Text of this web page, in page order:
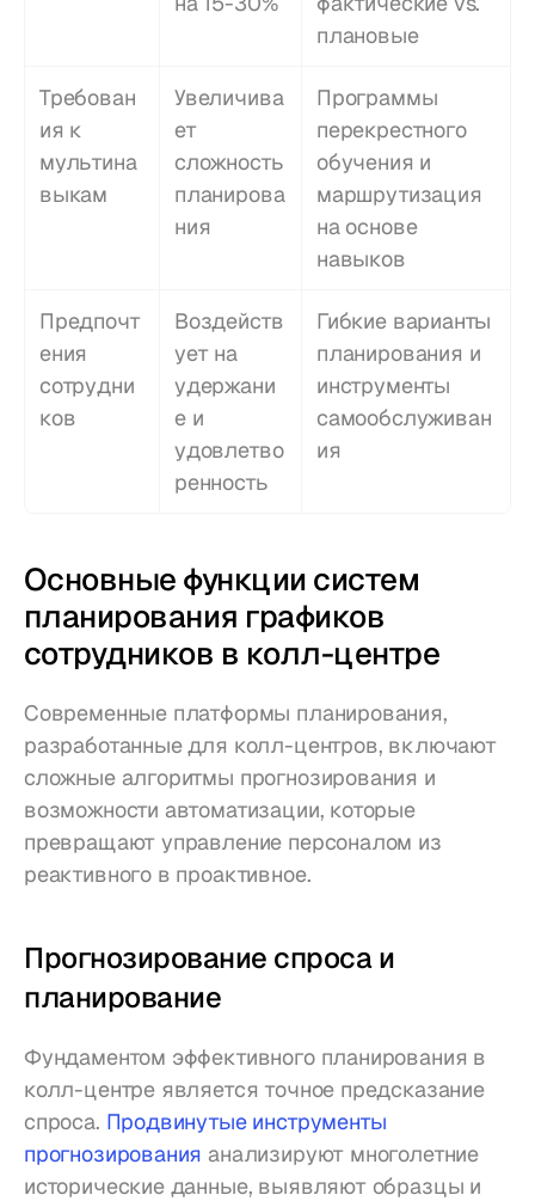
плановые
Требован
ия к
мультина
выкам
Увеличива
ет
сложность
планирова
ния
Программы
перекрестного
обучения и
маршрутизация
на основе
навыков
Предпочт
ения
сотрудни
ков
Воздейств
ует на
удержани
е и
удовлетво
ренность
Гибкие варианты
планирования и
инструменты
самообслуживан
ия
Основные функции систем
планирования графиков
сотрудников в колл-центре
Современные платформы планирования,
разработанные для колл-центров, включают
сложные алгоритмы прогнозирования и
возможности автоматизации, которые
превращают управление персоналом из
реактивного в проактивное.
Прогнозирование спроса и
планирование
Фундаментом эффективного планирования в
колл-центре является точное предсказание
спроса. Продвинутые инструменты
прогнозирования анализируют многолетние
исторические данные, выявляют образцы и